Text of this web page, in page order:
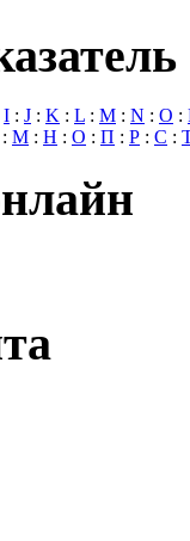
I : J : K : L : M : N : O :
: М : Н : О : П : Р : С :